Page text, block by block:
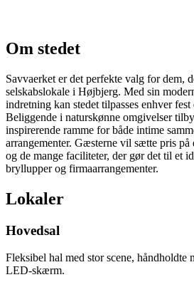
Om stedet
Savvaerket er det perfekte valg for dem,
selskabslokale i Højbjerg. Med sin
indretning kan stedet tilpasses enhver
Beliggende i naturskønne omgivelser
inspirerende ramme for både intime
arrangementer. Gæsterne vil sætte pris på
og de mange faciliteter, der gør det til et
bryllupper og firmaarrangementer.
Lokaler
Hovedsal
Fleksibel hal med stor scene, håndholdte
LED-skærm.